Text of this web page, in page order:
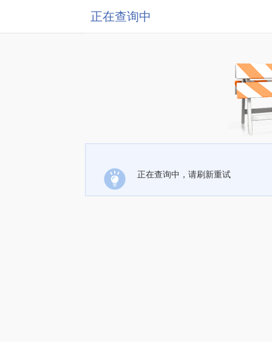
正在查询中
正在查询中，请刷新重试